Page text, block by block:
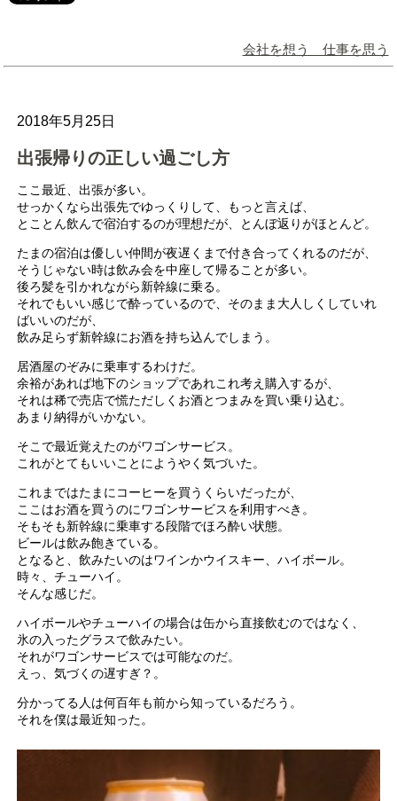
会社を想う 仕事を思う
2018年5月25日
出張帰りの正しい過ごし方
ここ最近、出張が多い。
せっかくなら出張先でゆっくりして、もっと言えば、
とことん飲んで宿泊するのが理想だが、とんぼ返りがほとんど。
たまの宿泊は優しい仲間が夜遅くまで付き合ってくれるのだが、
そうじゃない時は飲み会を中座して帰ることが多い。
後ろ髪を引かれながら新幹線に乗る。
それでもいい感じで酔っているので、そのまま大人しくしていれ
ばいいのだが、
飲み足らず新幹線にお酒を持ち込んでしまう。
居酒屋のぞみに乗車するわけだ。
余裕があれば地下のショップであれこれ考え購入するが、
それは稀で売店で慌ただしくお酒とつまみを買い乗り込む。
あまり納得がいかない。
そこで最近覚えたのがワゴンサービス。
これがとてもいいことにようやく気づいた。
これまではたまにコーヒーを買うくらいだったが、
ここはお酒を買うのにワゴンサービスを利用すべき。
そもそも新幹線に乗車する段階でほろ酔い状態。
ビールは飲み飽きている。
となると、飲みたいのはワインかウイスキー、ハイボール。
時々、チューハイ。
そんな感じだ。
ハイボールやチューハイの場合は缶から直接飲むのではなく、
氷の入ったグラスで飲みたい。
それがワゴンサービスでは可能なのだ。
えっ、気づくの遅すぎ？。
分かってる人は何百年も前から知っているだろう。
それを僕は最近知った。